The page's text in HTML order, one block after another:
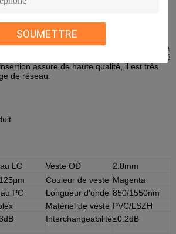
SOUMETTRE
le raccordement dans les chemins de
de la fibre OM3 de 10G 50/125μm rencontre
les câbles sont 100% optiquement examiné
assure de haute qualité, il est très
de réseau.
LC Veste OD
2.0mm
Couleur de veste Magenta
PC Longueur d'onde 850/1550nm
Matériel de veste PVC/LSZH
Interchangeabilité≤0.2dB